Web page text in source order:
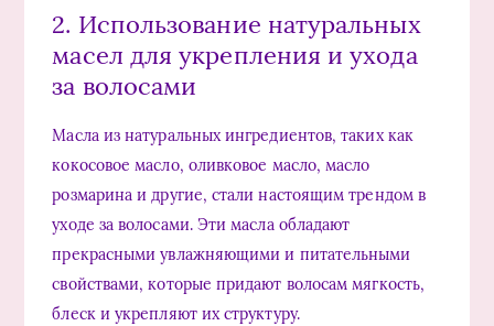
2. Использование натуральных
масел для укрепления и ухода
за волосами
Масла из натуральных ингредиентов, таких как
кокосовое масло, оливковое масло, масло
розмарина и другие, стали настоящим трендом в
уходе за волосами. Эти масла обладают
прекрасными увлажняющими и питательными
свойствами, которые придают волосам мягкость,
блеск и укрепляют их структуру.